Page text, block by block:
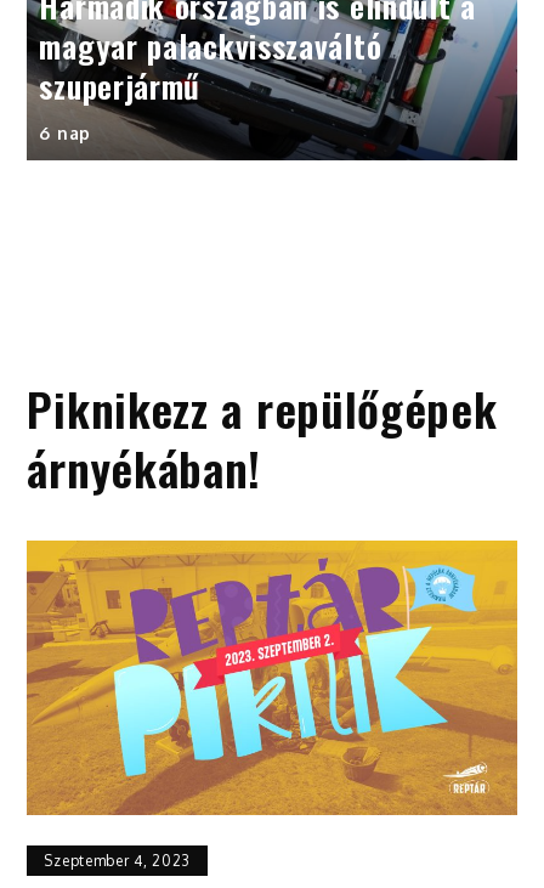
magyar palackvisszaváltó
szuperjármű
6 nap
Piknikezz a repülőgépek
árnyékában!
Szeptember 4, 2023